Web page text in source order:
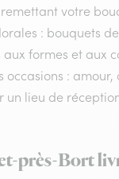
votre
: bouquets
formes et aux
occasions :
un lieu de
près-Bort